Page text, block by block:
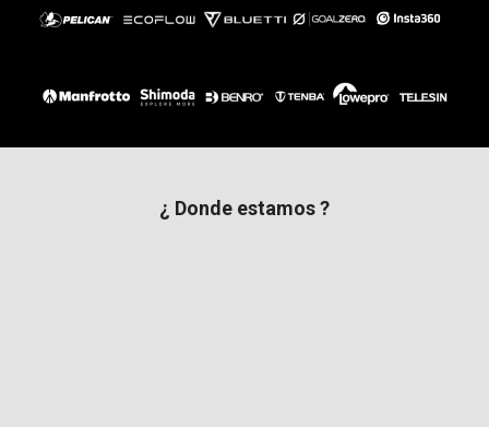
¿ Donde estamos ?